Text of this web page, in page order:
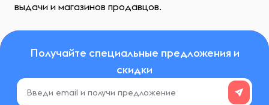
выдачи и магазинов продавцов.
Получайте специальные предложения и
скидки